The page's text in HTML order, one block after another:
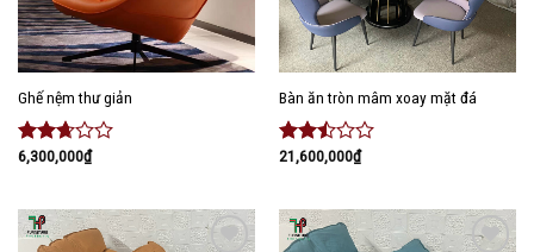
Ghế nệm thư giản
Được
2.51
5 sao
6,300,000₫
Bàn ăn tròn mâm xoay mặt đá
Được
2.33
5 sao
21,600,000₫